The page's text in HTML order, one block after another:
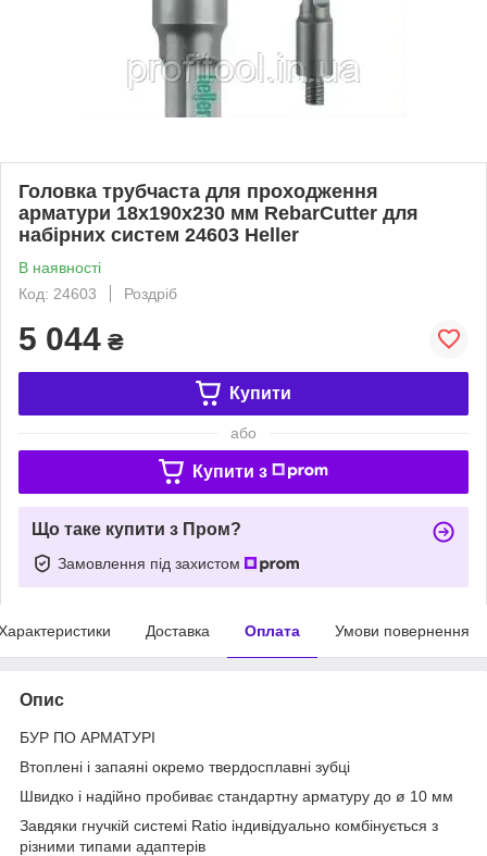
Головка трубчаста для проходження
арматури 18х190х230 мм RebarCutter для
набірних систем 24603 Heller
В наявності
Код: 24603
Роздріб
5 044 ₴
Купити
або
Купити з
Що таке купити з Пром?
Замовлення під захистом
Доставка Оплата Умови повернення
Опис
БУР ПО АРМАТУРІ
Втоплені і запаяні окремо твердосплавні зубці
Швидко і надійно пробиває стандартну арматуру до ø 10 мм
Завдяки гнучкій системі Ratio індивідуально комбінується з
різними типами адаптерів